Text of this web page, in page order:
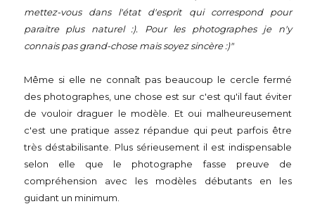
mettez-vous dans l'état d'esprit qui correspond pour
paraitre plus naturel :). Pour les photographes je n'y
connais pas grand-chose mais soyez sincère :)"
Même si elle ne connaît pas beaucoup le cercle fermé
des photographes, une chose est sur c'est qu'il faut éviter
de vouloir draguer le modèle. Et oui malheureusement
c'est une pratique assez répandue qui peut parfois être
très déstabilisante. Plus sérieusement il est indispensable
selon elle que le photographe fasse preuve de
compréhension avec les modèles débutants en les
guidant un minimum.